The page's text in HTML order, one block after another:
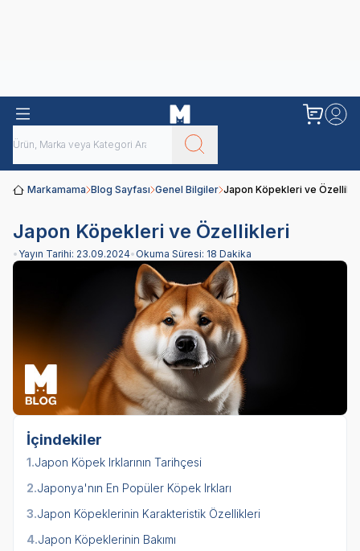
Markamama Blog Sayfası Genel Bilgiler Japon Köpekleri ve
Japon Köpekleri ve Özellikleri
• Yayın Tarihi: 23.09.2024•Okuma Süresi: 18 Dakika
İçindekiler
1.Japon Köpek Irklarının Tarihçesi
2.Japonya'nın En Popüler Köpek Irkları
3.Japon Köpeklerinin Karakteristik Özellikleri
4.Japon Köpeklerinin Bakımı